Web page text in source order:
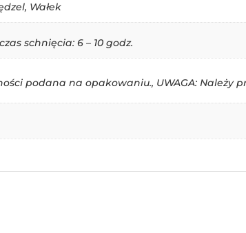
Wałek
schnięcia: 6 – 10 godz.
podana na opakowaniu., UWAGA: Należy